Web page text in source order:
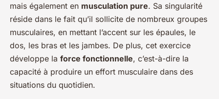
mais également en musculation pure. Sa singularité
réside dans le fait qu’il sollicite de nombreux groupes
musculaires, en mettant l’accent sur les épaules, le
dos, les bras et les jambes. De plus, cet exercice
développe la force fonctionnelle, c’est-à-dire la
capacité à produire un effort musculaire dans des
situations du quotidien.